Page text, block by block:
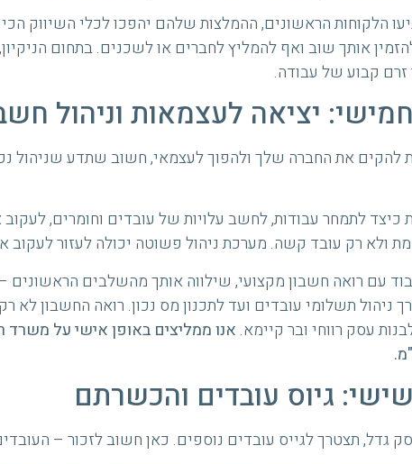
הלקוחות הראשונים, ההמלצות שלהם יהפכו לכלי השיווק
אותך שוב ואף להמליץ לחברים או לשכנים. בתחום
זרם קבוע של עבודה.
יציאה לעצמאות וניהול
את החברה שלך ולהפוך לעצמאי, חשוב שתדע שניהול
כיצד לתמחר עבודות, לחשב עלויות של עובדים וחומרים,
ולא רק עובד קשה. מערכת ניהול פשוטה יכולה לעזור לעקוב
עם רואה חשבון מקצועי, שילווה אותך מהשלבים
ניהול תשלומי עובדים ועד לתכנון מס נכון. רואה החשבון
עסק רווחי ובר קיימא.
גיוס עובדים והכשרתם
גדל, תצטרך לגייס עובדים נוספים. כאן חשוב לזכור –